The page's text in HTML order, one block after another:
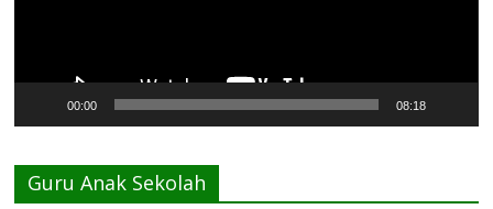
00:00 08:18
Guru Anak Sekolah